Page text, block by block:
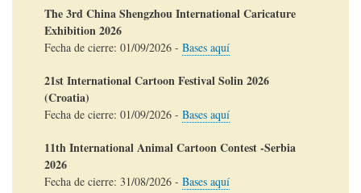
The 3rd China Shengzhou International Caricature
Exhibition 2026
Fecha de cierre: 01/09/2026 - Bases aquí
21st International Cartoon Festival Solin 2026
(Croatia)
Fecha de cierre: 01/09/2026 - Bases aquí
11th International Animal Cartoon Contest -Serbia
2026
Fecha de cierre: 31/08/2026 - Bases aquí